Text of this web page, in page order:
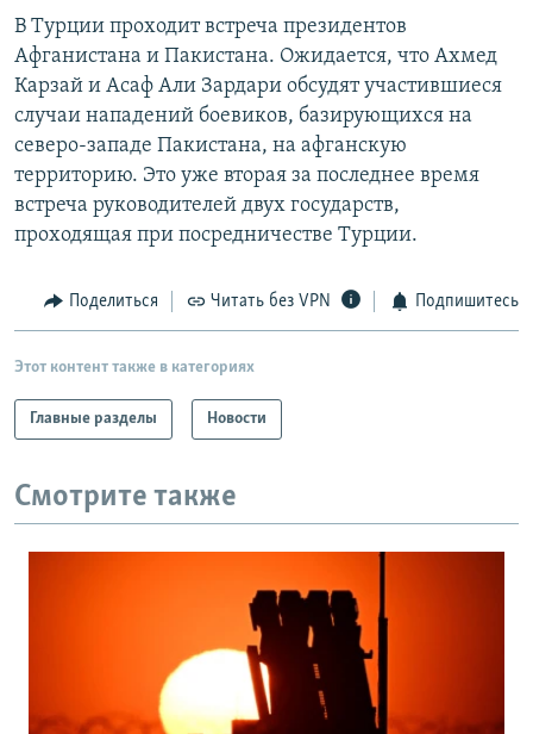
Вернутся
поиску
КАВКАЗ.РЕАЛИИ
СЕВЕР.РЕАЛИИ
СИБИРЬ.РЕАЛИИ
РАСПИСАНИЕ ВЕЩАНИЯ
ПОДПИШИТЕСЬ НА РАССЫЛКУ
Все сайты РСЕ/РС
В Турции проходит встреча президентов
Афганистана и Пакистана. Ожидается, что Ахмед
Карзай и Асаф Али Зардари обсудят участившиеся
случаи нападений боевиков, базирующихся на
северо-западе Пакистана, на афганскую
территорию. Это уже вторая за последнее время
встреча руководителей двух государств,
проходящая при посредничестве Турции.
Поделиться Читать без VPN Подпишитесь
Этот контент также в категориях
Главные разделы Новости
Смотрите также